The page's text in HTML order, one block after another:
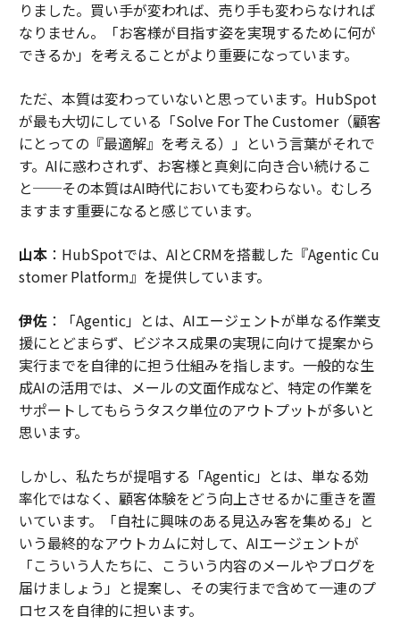
りました。買い手が変われば、売り手も変わらなければ
なりません。「お客様が目指す姿を実現するために何が
できるか」を考えることがより重要になっています。
ただ、本質は変わっていないと思っています。HubSpot
が最も大切にしている「Solve For The Customer（顧客
にとっての『最適解』を考える）」という言葉がそれで
す。AIに惑わされず、お客様と真剣に向き合い続けるこ
と──その本質はAI時代においても変わらない。むしろ
ますます重要になると感じています。
山本：HubSpotでは、AIとCRMを搭載した『Agentic Cu
stomer Platform』を提供しています。
伊佐：「Agentic」とは、AIエージェントが単なる作業支
援にとどまらず、ビジネス成果の実現に向けて提案から
実行までを自律的に担う仕組みを指します。一般的な生
成AIの活用では、メールの文面作成など、特定の作業を
サポートしてもらうタスク単位のアウトプットが多いと
思います。
しかし、私たちが提唱する「Agentic」とは、単なる効
率化ではなく、顧客体験をどう向上させるかに重きを置
いています。「自社に興味のある見込み客を集める」と
いう最終的なアウトカムに対して、AIエージェントが
「こういう人たちに、こういう内容のメールやブログを
届けましょう」と提案し、その実行まで含めて一連のプ
ロセスを自律的に担います。